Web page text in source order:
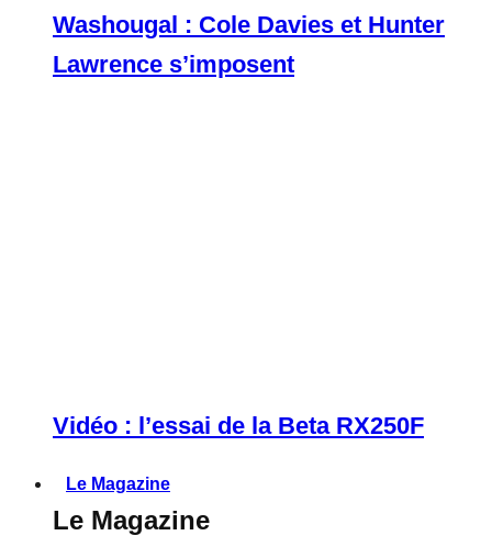
Washougal : Cole Davies et Hunter
Lawrence s’imposent
Vidéo : l’essai de la Beta RX250F
Le Magazine
Le Magazine